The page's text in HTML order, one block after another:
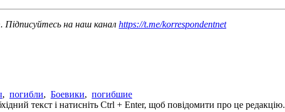
Підписуйтесь на наш канал https://t.me/korrespondentnet
, погибли, Боевики, погибшие
текст і натисніть Ctrl + Enter, щоб повідомити про це редакцію.